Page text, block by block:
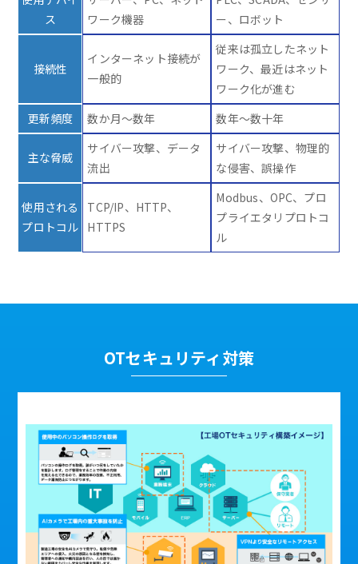
ス
ワーク機器
ー、ロボット
接続性
インターネット接続が
一般的
従来は孤立したネット
ワーク、最近はネット
ワーク化が進む
更新頻度
数か月～数年 数年～数十年
主な脅威
サイバー攻撃、データ
流出
サイバー攻撃、物理的
な侵害、誤操作
使用される
プロトコル
TCP/IP、HTTP、
HTTPS
Modbus、OPC、プロ
プライエタリプロトコ
ル
OTセキュリティ対策